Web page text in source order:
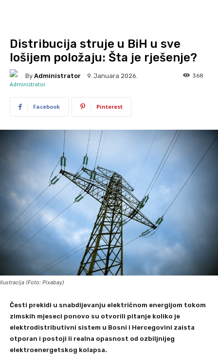
Distribucija struje u BiH u sve
lošijem položaju: Šta je rješenje?
By Administrator 9. Januara 2026. 368
Facebook Pinterest
Ilustracija (Foto: Pixabay)
Česti prekidi u snabdijevanju električnom energijom tokom
zimskih mjeseci ponovo su otvorili pitanje koliko je
elektrodistributivni sistem u Bosni i Hercegovini zaista
otporan i postoji li realna opasnost od ozbiljnijeg
elektroenergetskog kolapsa.